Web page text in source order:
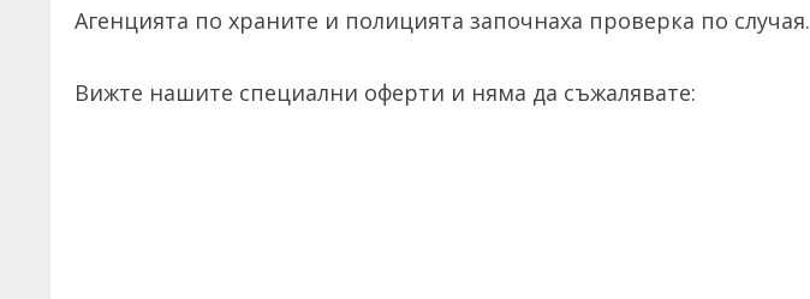
Агенцията по храните и полицията започнаха проверка по случая.
Вижте нашите специални оферти и няма да съжалявате: